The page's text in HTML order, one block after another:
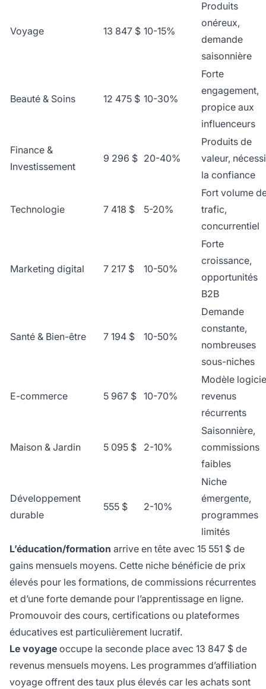
Voyage 13 847 $ 10-15%
Produits
onéreux,
demande
saisonnière
Beauté & Soins 12 475 $ 10-30%
Forte
engagement,
propice aux
influenceurs
Finance &
Investissement
9 296 $ 20-40%
Produits de
valeur,
la confiance
Technologie 7 418 $ 5-20%
Fort volume
trafic,
concurrentiel
Marketing digital 7 217 $ 10-50%
Forte
croissance,
opportunités
B2B
Santé & Bien-être 7 194 $ 10-50%
Demande
constante,
nombreuses
sous-niches
E-commerce 5 967 $ 10-70%
Modèle
revenus
récurrents
Maison & Jardin 5 095 $ 2-10%
Saisonnière,
commissions
faibles
Développement
durable
555 $ 2-10%
Niche
émergente,
programmes
limités
L’éducation/formation arrive en tête avec 15 551 $ de
gains mensuels moyens. Cette niche bénéficie de prix
élevés pour les formations, de commissions récurrentes
et d’une forte demande pour l’apprentissage en ligne.
Promouvoir des cours, certifications ou plateformes
éducatives est particulièrement lucratif.
Le voyage occupe la seconde place avec 13 847 $ de
revenus mensuels moyens. Les programmes d’affiliation
voyage offrent des taux plus élevés car les achats sont